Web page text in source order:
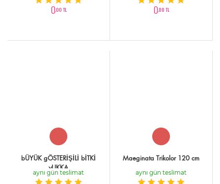
0,00 TL 0,00 TL
bÜYÜK gÖSTERİŞİLİ bİTKİ
yUKKA
aynı gün teslimat
Maeginata Trikolor 120 cm
aynı gün teslimat